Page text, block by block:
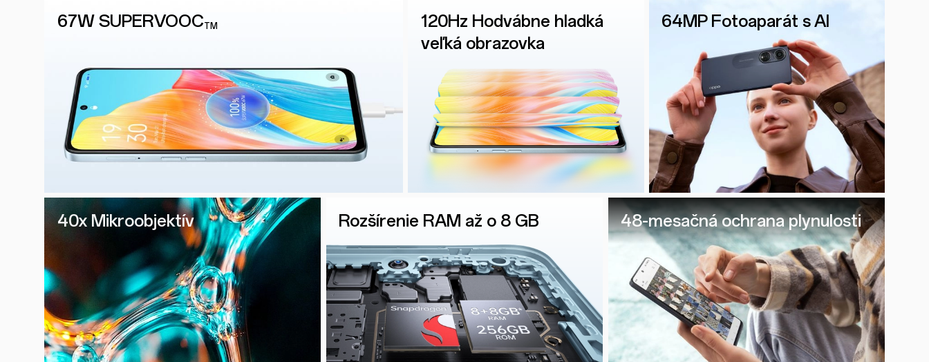
67W SUPERVOOCTM
120Hz Hodvábne hladká
veľká obrazovka
64MP Fotoaparát s AI
40x Mikroobjektív Rozšírenie RAM až o 8 GB 48-mesačná ochrana plynulosti